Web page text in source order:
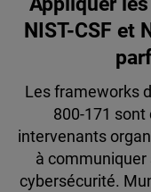
NIST-CSF et
Les frameworks
800-171
intervenants
à communiquer
cybersécurité.